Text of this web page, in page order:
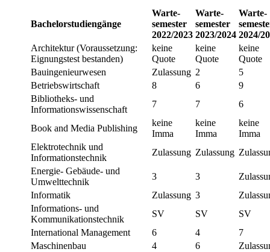
Bachelorstudiengänge
Warte­
semester
2022/2023
Warte­
semester
2023/2024
Warte­
2024/
Architektur(Voraussetzung:
Eignungstest bestanden)
keine
Quote
keine
Quote
keine
Quote
Bauingenieurwesen
Zulassung 2
5
Betriebswirtschaft
8 6
9
Bibliotheks- und
Informationswissenschaft
7 7 6
Book and Media Publishing
keine
Imma
keine
Imma
keine
Imma
Elektrotechnik und
Informationstechnik
Zulassung Zulassung
Energie- Gebäude- und
Umwelttechnik
3 3
Informatik
Zulassung 3
Informations- und
Kommunikationstechnik
SV SV
SV
International Management
6 4
7
Maschinenbau
4 6